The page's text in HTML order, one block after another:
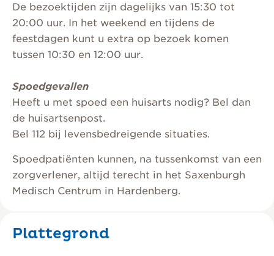
De bezoektijden zijn dagelijks van 15:30 tot
20:00 uur. In het weekend en tijdens de
feestdagen kunt u extra op bezoek komen
tussen 10:30 en 12:00 uur.
Spoedgevallen
Heeft u met spoed een huisarts nodig? Bel dan
de huisartsenpost.
Bel 112 bij levensbedreigende situaties.
Spoedpatiënten kunnen, na tussenkomst van een
zorgverlener, altijd terecht in het Saxenburgh
Medisch Centrum in Hardenberg.
Plattegrond